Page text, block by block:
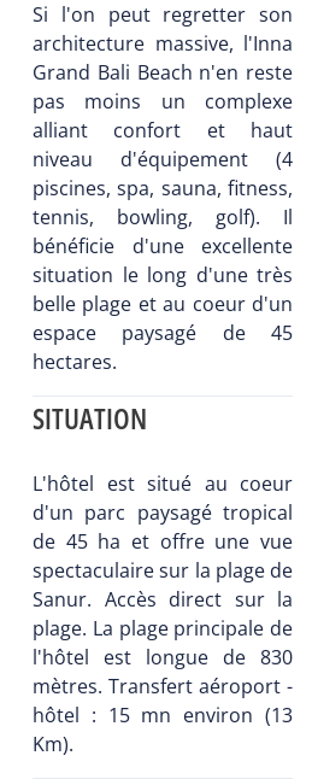
Si l'on peut regretter son
architecture massive, l'Inna
Grand Bali Beach n'en reste
pas moins un complexe
alliant confort et haut
niveau d'équipement (4
piscines, spa, sauna, fitness,
tennis, bowling, golf). Il
bénéficie d'une excellente
situation le long d'une très
belle plage et au coeur d'un
espace paysagé de 45
hectares.
SITUATION
L'hôtel est situé au coeur
d'un parc paysagé tropical
de 45 ha et offre une vue
spectaculaire sur la plage de
Sanur. Accès direct sur la
plage. La plage principale de
l'hôtel est longue de 830
mètres. Transfert aéroport -
hôtel : 15 mn environ (13
Km).